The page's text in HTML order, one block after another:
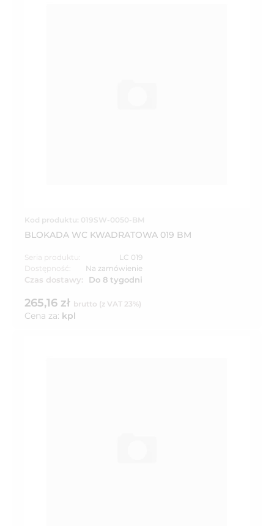
Kod produktu: 019SW-0050-BM
BLOKADA WC KWADRATOWA 019 BM
Seria produktu:
LC 019
Dostępność:
Na zamówienie
Czas dostawy: Do 8 tygodni
265,16 zł brutto (z VAT 23%)
Cena za: kpl